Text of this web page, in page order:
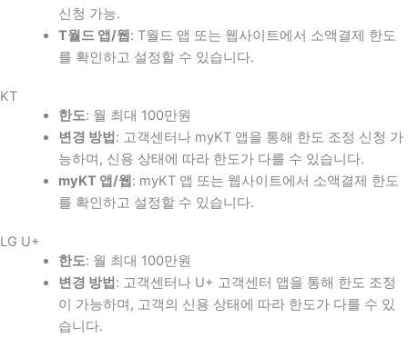
신청 가능.
T월드 앱/웹 : T월드 앱 또는 웹사이트에서 소액결제 한도
를 확인하고 설정할 수 있습니다.
KT
한도: 월 최대 100만원
변경 방법 : 고객센터나 myKT 앱을 통해 한도 조정 신청 가
능하며, 신용 상태에 따라 한도가 다를 수 있습니다.
myKT 앱/웹 : myKT 앱 또는 웹사이트에서 소액결제 한도
를 확인하고 설정할 수 있습니다.
LG U+
한도: 월 최대 100만원
변경 방법 : 고객센터나 U+ 고객센터 앱을 통해 한도 조정
이 가능하며, 고객의 신용 상태에 따라 한도가 다를 수 있
습니다.